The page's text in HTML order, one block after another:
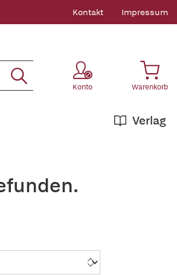
Kontakt Impressum
Konto Warenkorb
Verlag